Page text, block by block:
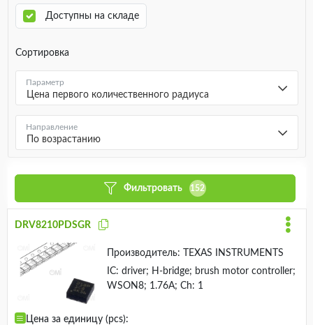
Доступны на складе
Сортировка
Цена первого количественного радиуса
Параметр
По возрастанию
Направление
Фильтровать 152
DRV8210PDSGR
Производитель:
TEXAS INSTRUMENTS
IC: driver; H-bridge; brush motor controller;
WSON8; 1.76A; Ch: 1
Цена за единицу (pcs):